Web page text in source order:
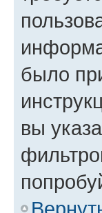
было
вы